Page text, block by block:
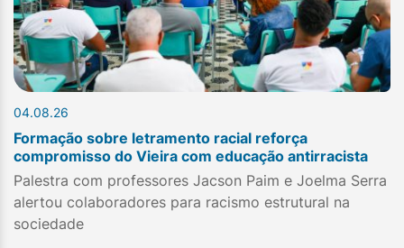
04.08.26
Formação sobre letramento racial reforça
compromisso do Vieira com educação antirracista
Palestra com professores Jacson Paim e Joelma Serra
alertou colaboradores para racismo estrutural na
sociedade